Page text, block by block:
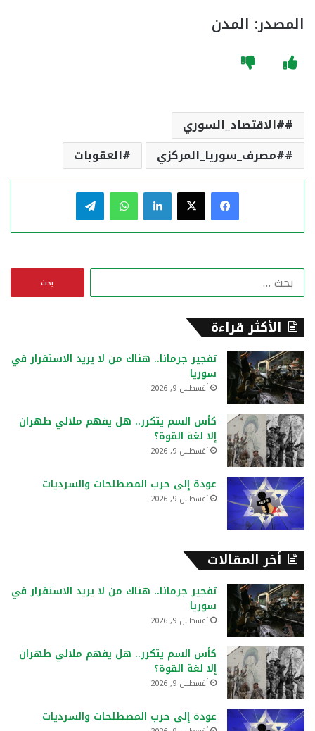
المصدر: المدن
#الاقتصاد_السوري
#مصرف_سوريا_المركزي
العقوبات
فيسبوك لينكدإن واتساب
ن
الأكثر قراءة
تفجير جرمانا.. هناك من لا يريد الاستقرار في
سوريا
أغسطس 9, 2026
كأس السم يتكرر.. هل يفهم ملالي طهران
إلا لغة القوة؟
أغسطس 9, 2026
عودة إلى حرب المصطلحات والسرديات
أغسطس 9, 2026
أخر المقالات
تفجير جرمانا.. هناك من لا يريد الاستقرار في
سوريا
أغسطس 9, 2026
كأس السم يتكرر.. هل يفهم ملالي طهران
إلا لغة القوة؟
أغسطس 9, 2026
عودة إلى حرب المصطلحات والسرديات